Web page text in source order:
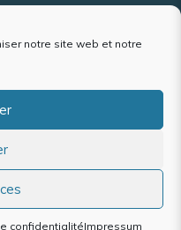
notre site web et notre
confidentialitéImpressum
de confidentialité
conformité partielle
de cookies (UE)